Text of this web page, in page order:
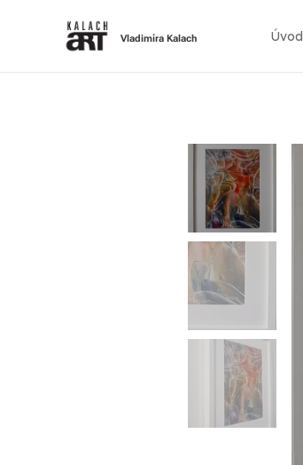
Vladimíra Kalach Úvod